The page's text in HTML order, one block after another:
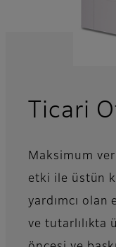
Ticari
Maksimum
etki ile üstün
yardımcı olan
ve tutarlılıkta